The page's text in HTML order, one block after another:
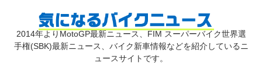
気
2014年よりMotoGP最新ニュース、FIM スーパーバイク世界選
手権(SBK)最新ニュース、バイク新車情報などを紹介しているニ
ュースサイトです。